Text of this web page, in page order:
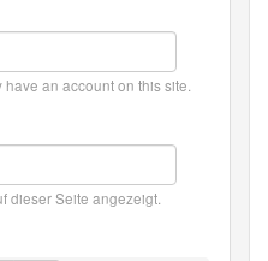
an account on this site.
dieser Seite angezeigt.